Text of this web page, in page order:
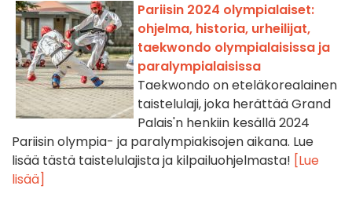
Pariisin 2024 olympialaiset:
ohjelma, historia, urheilijat,
taekwondo olympialaisissa ja
paralympialaisissa
Taekwondo on eteläkorealainen
taistelulaji, joka herättää Grand
Palais'n henkiin kesällä 2024
Pariisin olympia- ja paralympiakisojen aikana. Lue
lisää tästä taistelulajista ja kilpailuohjelmasta! [Lue
lisää]